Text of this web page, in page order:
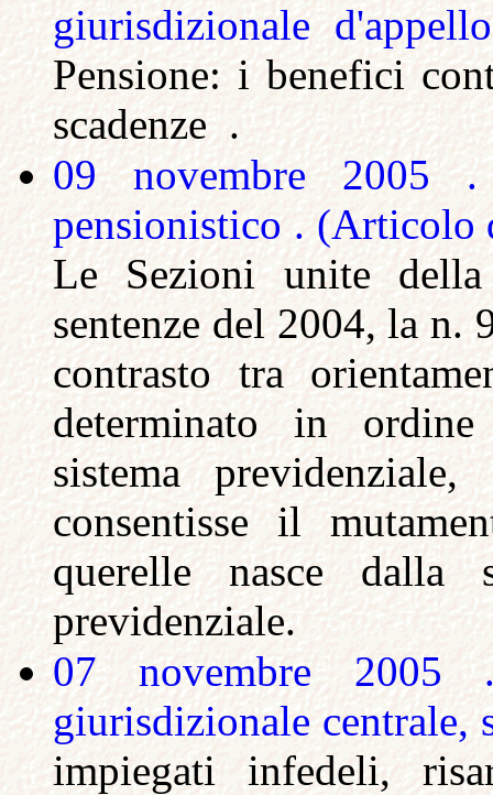
giurisdizionale
Pensione: i benefici
scadenze .
09 novembre
pensionistico . (Articolo
Le Sezioni unite
sentenze del 2004, la
contrasto tra
determinato in
sistema
consentisse il
querelle nasce dalla
previdenziale.
07 novembre
giurisdizionale centrale,
impiegati infedeli,